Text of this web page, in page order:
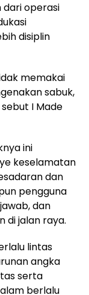
dari operasi
disiplin
memakai
sabuk,
I Made
ini
keselamatan
dan
pengguna
dan
di jalan raya.
lintas
angka
serta
berlalu